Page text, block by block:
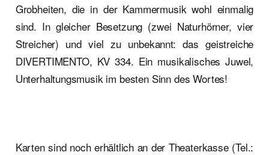
Grobheiten, die in der Kammermusik wohl einmalig
sind. In gleicher Besetzung (zwei Naturhörner, vier
Streicher) und viel zu unbekannt: das geistreiche
DIVERTIMENTO, KV 334. Ein musikalisches Juwel,
Unterhaltungsmusik im besten Sinn des Wortes!
Karten sind noch erhältlich an der Theaterkasse (Tel.: